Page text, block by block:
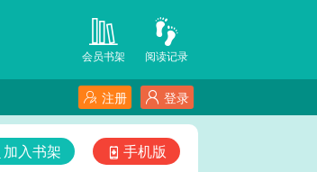
阅读记录
会员书架
登录
注册
手机版
加入书架